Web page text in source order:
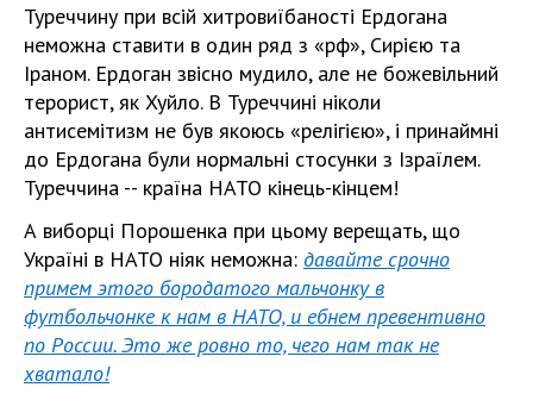
Туреччину при всій хитровиїбаності Ердогана
неможна ставити в один ряд з «рф», Сирією та
Іраном. Ердоган звісно мудило, але не божевільний
терорист, як Хуйло. В Туреччині ніколи
антисемітизм не був якоюсь «релігією», і принаймні
до Ердогана були нормальні стосунки з Ізраїлем.
Туреччина -- країна НАТО кінець-кінцем!
А виборці Порошенка при цьому верещать, що
Україні в НАТО ніяк неможна: давайте срочно
примем этого бородатого мальчонку в
футбольчонке к нам в НАТО, и ебнем превентивно
по России. Это же ровно то, чего нам так не
хватало!